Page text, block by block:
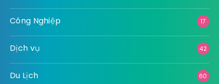
Công Nghiệp 17
Dịch vụ 42
Du Lịch 60